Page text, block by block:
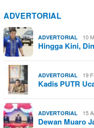
ADVERTORIAL
ADVERTORIAL 10
Hingga Kini,
ADVERTORIAL 19
Kadis PUTR
ADVERTORIAL 15
Dewan Muaro